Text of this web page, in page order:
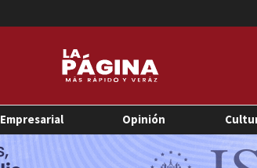
Empresarial Opinión